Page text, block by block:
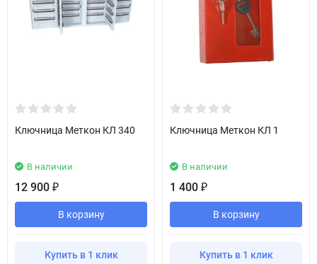
Ключница Меткон КЛ 340
В наличии
12 900 ₽
В корзину
Купить в 1 клик
Ключница Меткон КЛ 1
В наличии
1 400 ₽
В корзину
Купить в 1 клик